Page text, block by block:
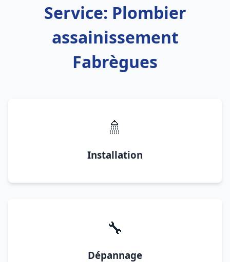
Service: Plombier
assainissement
Fabrègues
🚿
Installation
🔧
Dépannage